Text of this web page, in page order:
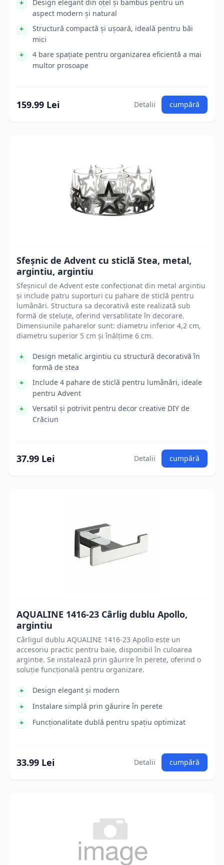
Design elegant din oțel și bambus pentru un
aspect modern și natural
Structură compactă și ușoară, ideală pentru băi
mici
4 bare spațiate pentru organizarea eficientă a mai
multor prosoape
159.99 Lei Detalii cumpără
Sfeșnic de Advent cu sticlă Stea, metal,
argintiu, argintiu
Sfeșnicul de Advent este confecționat din metal argintiu
și include patru suporturi cu pahare de sticlă pentru
lumânări. Structura sa decorativă este realizată sub
formă de steluțe, oferind versatilitate în decorare.
Dimensiunile paharelor sunt: diametru inferior 4,2 cm,
diametru superior 5 cm și înălțime 6 cm.
Design metalic argintiu cu structură decorativă în
formă de stea
Include 4 pahare de sticlă pentru lumânări, ideale
pentru Advent
Versatil și potrivit pentru decor creative DIY de
Crăciun
37.99 Lei Detalii cumpără
AQUALINE 1416-23 Cârlig dublu Apollo,
argintiu
Cârligul dublu AQUALINE 1416-23 Apollo este un
accesoriu practic pentru baie, disponibil în culoarea
argintie. Se instalează prin găurire în perete, oferind o
soluție funcțională pentru organizare.
Design elegant și modern
Instalare simplă prin găurire în perete
Funcționalitate dublă pentru spațiu optimizat
33.99 Lei Detalii cumpără